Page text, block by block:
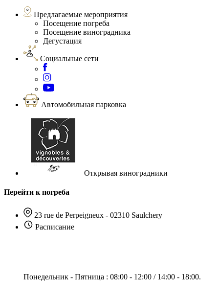
Предлагаемые мероприятия
Посещение погреба
Посещение виноградника
Дегустация
Социальные сети
Автомобильная парковка
Открывая виноградники
Перейти к погреба
23 rue de Perpeigneux - 02310 Saulchery
Расписание
Понедельник - Пятница : 08:00 - 12:00 / 14:00 - 18:00.